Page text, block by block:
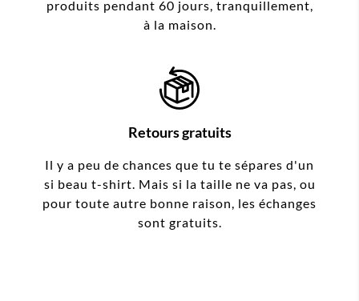
produits pendant 60 jours, tranquillement,
à la maison.
Retours gratuits
Il y a peu de chances que tu te sépares d'un
si beau t-shirt. Mais si la taille ne va pas, ou
pour toute autre bonne raison, les échanges
sont gratuits.